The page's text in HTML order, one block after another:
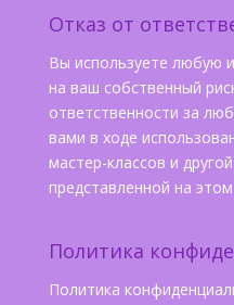
Отказ от
Вы используете любую
на ваш собственный
ответственности за
вами в ходе
мастер-классов и
представленной на
Политика
Политика